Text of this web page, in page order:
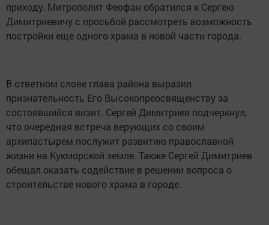
приходу. Митрополит Феофан обратился к Сергею
Димитриевичу с просьбой рассмотреть возможность
постройки еще одного храма в новой части города.
В ответном слове глава района выразил
признательность Его Высокопреосвященству за
состоявшийся визит. Сергей Димитриев подчеркнул,
что очередная встреча верующих со своим
архипастырем послужит развитию православной
жизни на Кукморской земле. Также Сергей Димитриев
обещал оказать содействие в решении вопроса о
строительстве нового храма в городе.